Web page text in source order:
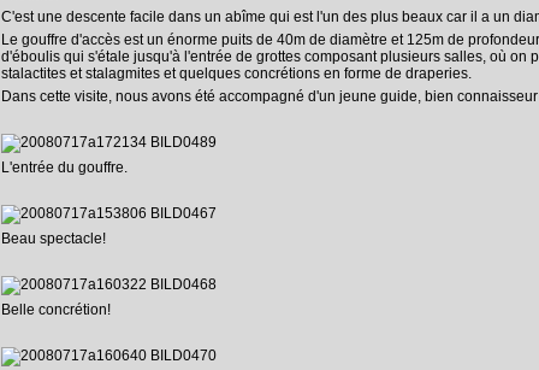
C'est une descente facile dans un abîme qui est l'un des plus beaux car il a un
Le gouffre d'accès est un énorme puits de 40m de diamètre et 125m de
d'éboulis qui s'étale jusqu'à l'entrée de grottes composant plusieurs salles, où on
stalactites et stalagmites et quelques concrétions en forme de draperies.
Dans cette visite, nous avons été accompagné d'un jeune guide, bien
L'entrée du gouffre.
Beau spectacle!
Belle concrétion!